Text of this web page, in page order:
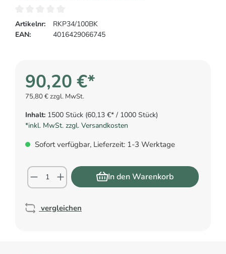
Artikelnr:
RKP34/100BK
EAN:
4016429066745
90,20 €*
75,80 € zzgl. MwSt.
Inhalt: 1500 Stück (60,13 €* / 1000 Stück)
*inkl. MwSt. zzgl. Versandkosten
Sofort verfügbar, Lieferzeit: 1-3 Werktage
In den Warenkorb
vergleichen